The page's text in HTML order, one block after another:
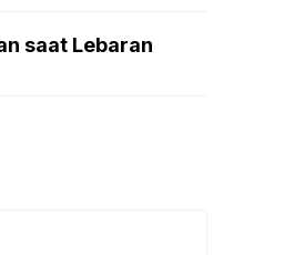
saat Lebaran